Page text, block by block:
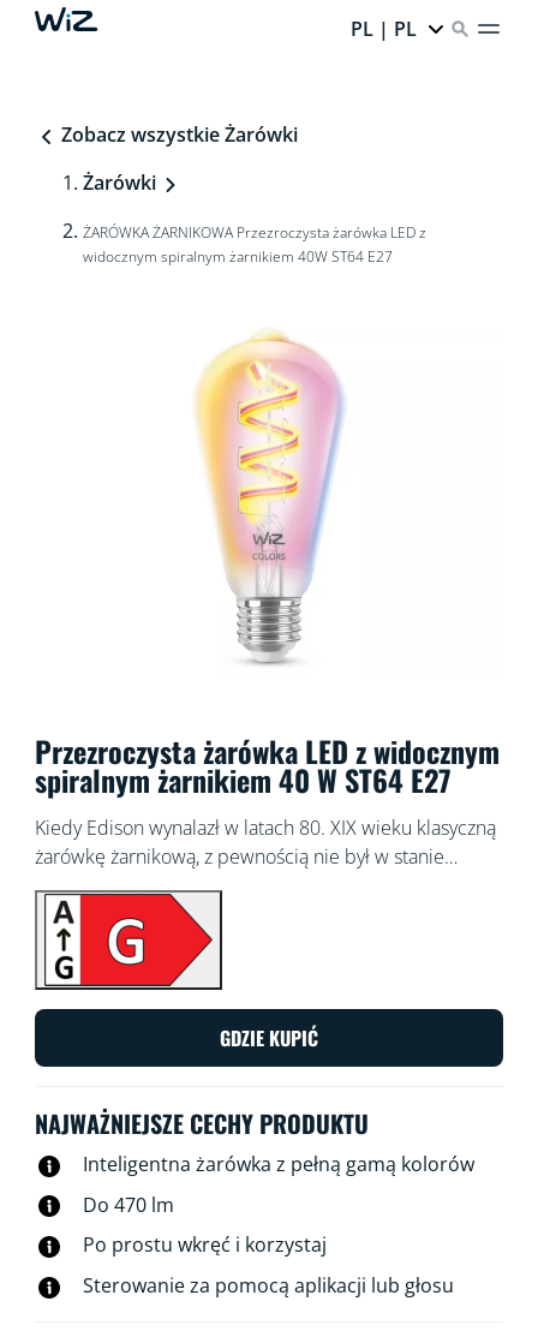
PL | PL
Zobacz wszystkie Żarówki
Żarówki
ŻARÓWKA ŻARNIKOWA Przezroczysta żarówka LED z
widocznym spiralnym żarnikiem 40W ST64 E27
Przezroczysta żarówka LED z widocznym
spiralnym żarnikiem 40 W ST64 E27
Kiedy Edison wynalazł w latach 80. XIX wieku klasyczną
żarówkę żarnikową, z pewnością nie był w stanie
wyobrazić sobie, co firma WiZ mogłaby z nią zrobić
dzisiaj. Żarówki żarnikowe LED WiZ wyglądają świetnie
nawet wtedy, gdy są wyłączone, ale prawdziwa magia
zaczyna się dopiero po ich włączeniu. Te przezroczyste,
generują miliony kolorów i odcieni światła białego, od
ciepłych po chłodne. Ciesz się klasycznym wyglądem
czerpiąc jednocześnie korzyści z energooszczędnej
sterować za pośrednictwem Wi-Fi, przy użyciu aplikacji
WiZ, pilota WiZ lub głosu.
GDZIE KUPIĆ
NAJWAŻNIEJSZE CECHY PRODUKTU
Inteligentna żarówka z pełną gamą kolorów
Do 470 lm
Po prostu wkręć i korzystaj
Sterowanie za pomocą aplikacji lub głosu